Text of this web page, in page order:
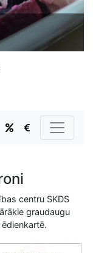
centru SKDS
graudaugu